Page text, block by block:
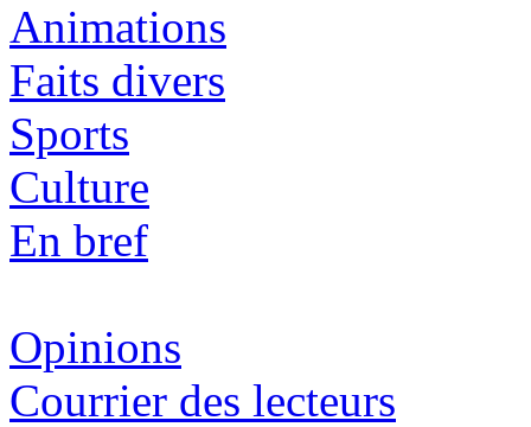
Animations
Faits divers
Sports
Culture
En bref
Opinions
Courrier des lecteurs